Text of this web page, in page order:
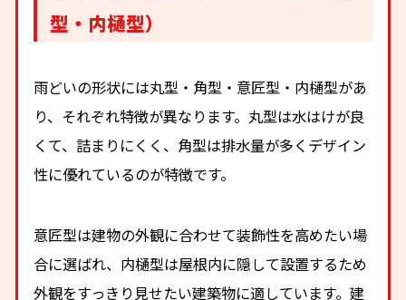
型・内樋型）
雨どいの形状には丸型・角型・意匠型・内樋型があ
り、それぞれ特徴が異なります。丸型は水はけが良
くて、詰まりにくく、角型は排水量が多くデザイン
性に優れているのが特徴です。
意匠型は建物の外観に合わせて装飾性を高めたい場
合に選ばれ、内樋型は屋根内に隠して設置するため
外観をすっきり見せたい建築物に適しています。建